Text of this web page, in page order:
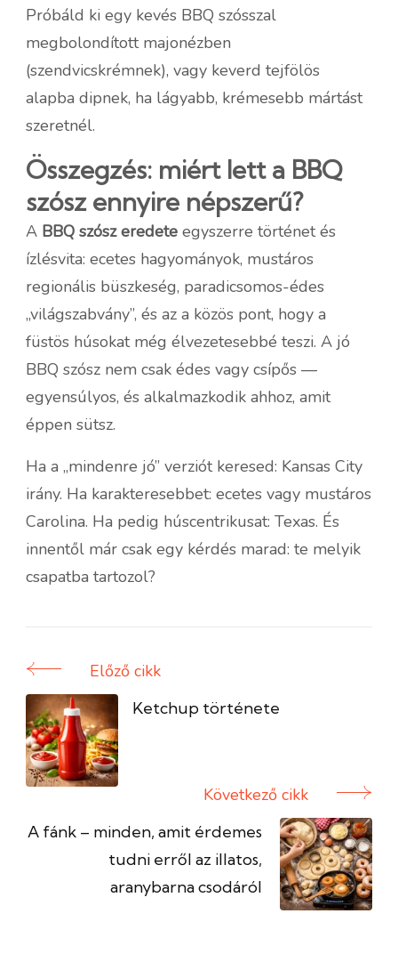
Próbáld ki egy kevés BBQ szósszal
megbolondított majonézben
(szendvicskrémnek), vagy keverd tejfölös
alapba dipnek, ha lágyabb, krémesebb mártást
szeretnél.
Összegzés: miért lett a BBQ
szósz ennyire népszerű?
A BBQ szósz eredete egyszerre történet és
ízlésvita: ecetes hagyományok, mustáros
regionális büszkeség, paradicsomos-édes
„világszabvány”, és az a közös pont, hogy a
füstös húsokat még élvezetesebbé teszi. A jó
BBQ szósz nem csak édes vagy csípős —
egyensúlyos, és alkalmazkodik ahhoz, amit
éppen sütsz.
Ha a „mindenre jó” verziót keresed: Kansas City
irány. Ha karakteresebbet: ecetes vagy mustáros
Carolina. Ha pedig húscentrikusat: Texas. És
innentől már csak egy kérdés marad: te melyik
csapatba tartozol?
Bejegyzés
navigáció
Előző cikk
Ketchup története
Következő cikk
A fánk – minden, amit érdemes
tudni erről az illatos,
aranybarna csodáról